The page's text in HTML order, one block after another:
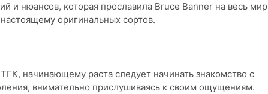
и нюансов, которая прославила Bruce Banner на весь мир
оригинальных сортов.
начинающему раста следует начинать знакомство с
внимательно прислушиваясь к своим ощущениям.